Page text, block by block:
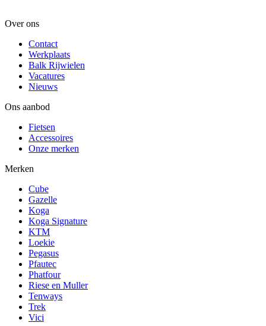
Over ons
Contact
Werkplaats
Balk Rijwielen
Vacatures
Nieuws
Ons aanbod
Fietsen
Accessoires
Onze merken
Merken
Cube
Gazelle
Koga
Koga Signature
KTM
Loekie
Pegasus
Pfautec
Phatfour
Riese en Muller
Tenways
Trek
Vici